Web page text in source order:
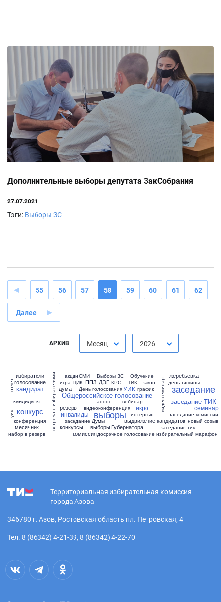
Дополнительные выборы депутата ЗакСобрания
27.07.2021
Тэги: Выборы ЗС
55 56 57 58 59 60 61 62
Далее
АРХИВ Месяц 2026
Выборы ЗС
ДЭГ
День голосования
КРС
Обучение
Общероссийское голосование
ППЗ
СМИ
ТИК
УИК
ЦИК
акции
анонс
вебинар
видеоконференция
видеосеминар
встреча с избирателями выборы
выборы Губернатора
выдвижение кандидатов
голосование
график
день тишины
досрочное голосование
дума
жеребьевка
закон
заседание
заседание Думы
заседание ТИК
заседание комиссии
заседание тик
игра
избиратели
избирательный марафон
икро
инвалиды интервью
кандидат
кандидаты
комиссия
конкурс
конкурсы
конференция
месячник
набор в резерв
новый созыв
отчет
резерв семинар
уик
Территориальная избирательная комиссия
города Азова
346780 г. Азов, Ростовская область пл. Петровская, 4
Тел. 8 (86342) 4-21-39, 8 (86342) 4-22-70